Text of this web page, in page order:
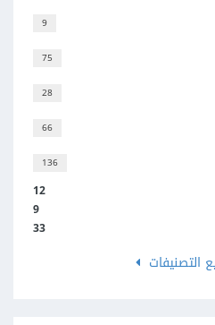
9
75
28
66
136
12
9
33
التصنيفات